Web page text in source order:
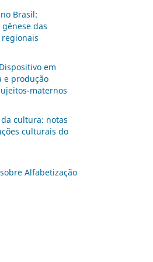
Brasil:
das
em
e produção
maternos
cultura: notas
culturais do
Alfabetização